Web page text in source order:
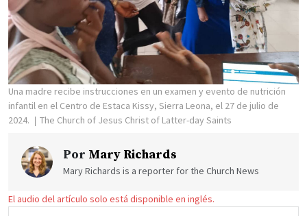
Una madre recibe instrucciones en un examen y evento de nutrición
infantil en el Centro de Estaca Kissy, Sierra Leona, el 27 de julio de
2024.
The Church of Jesus Christ of Latter-day Saints
Por Mary Richards
Mary Richards is a reporter for the Church News
El audio del artículo solo está disponible en inglés.